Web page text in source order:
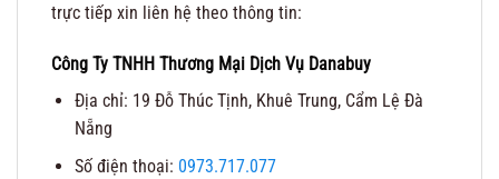
trực tiếp xin liên hệ theo thông tin:
Công Ty TNHH Thương Mại Dịch Vụ Danabuy
Địa chỉ: 19 Đỗ Thúc Tịnh, Khuê Trung, Cẩm Lệ Đà
Nẵng
Số điện thoại: 0973.717.077